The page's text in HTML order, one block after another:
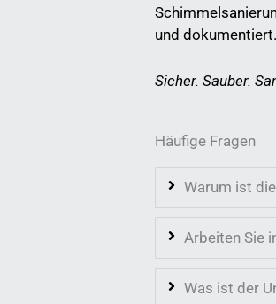
und
Sicher. Sauber.
Häufige Fragen
Warum ist
Arbeiten Sie
Was ist der